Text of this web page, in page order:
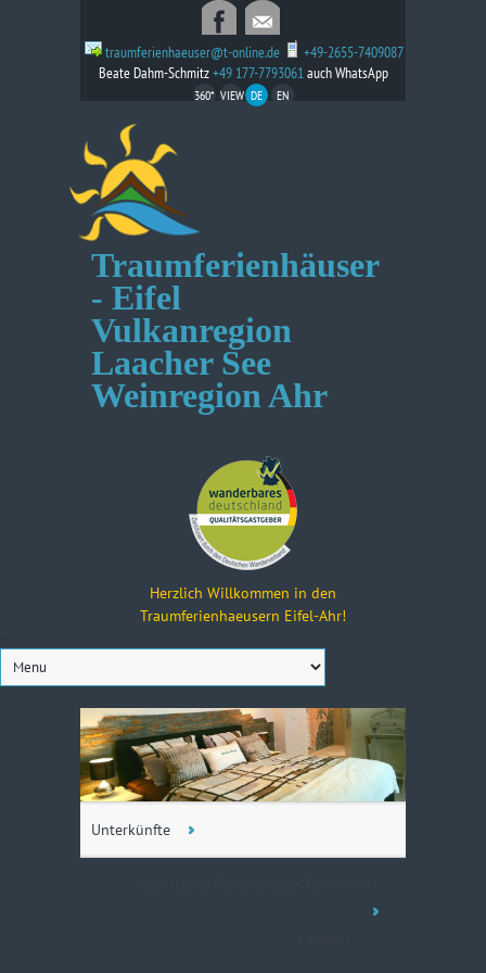
traumferienhaeuser@t-online.de
+49-2655-7409087
Beate Dahm-Schmitz+49 177-7793061auch WhatsApp
360* VIEW DE EN
Traumferienhäuser
- Eifel
Vulkanregion
Laacher See
Weinregion Ahr
Herzlich Willkommen in den
Traumferienhaeusern Eifel-Ahr!
Unterkünfte